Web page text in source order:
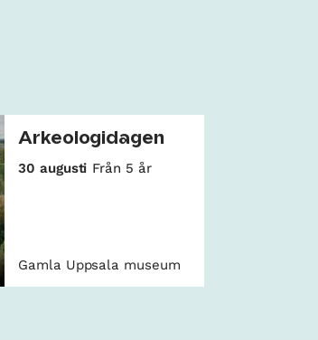
Arkeologidagen
30 augusti Från 5 år
Gamla Uppsala museum